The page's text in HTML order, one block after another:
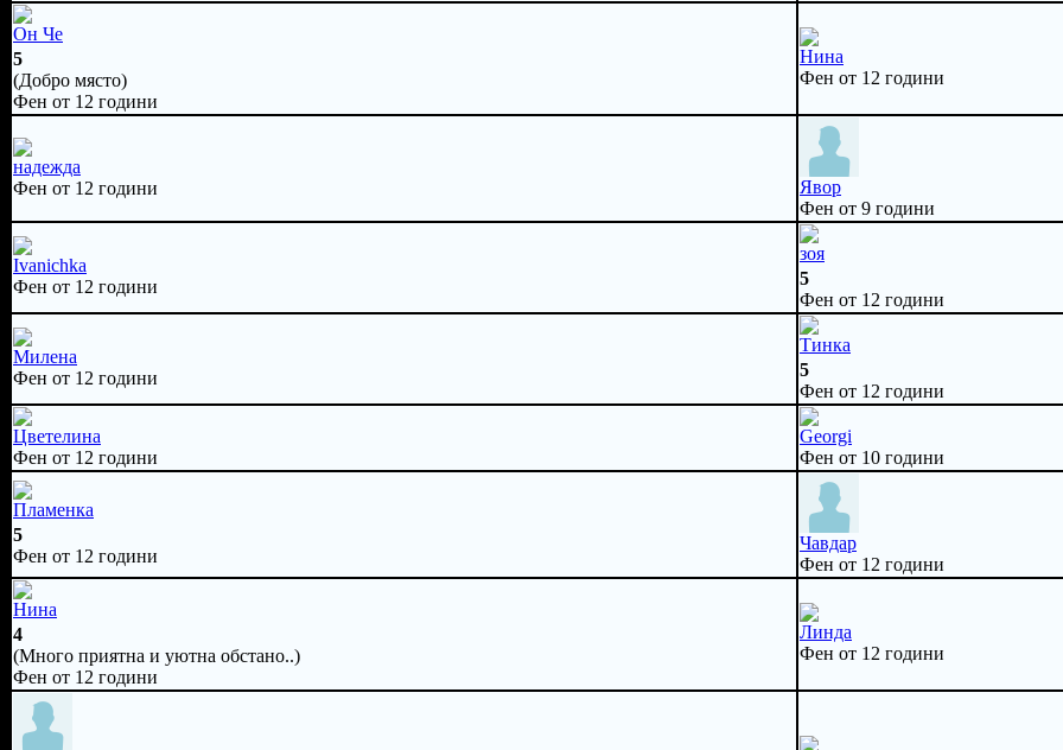
Он Че
5
(Добро място)
Фен от 12 години
Нина
Фен от 12 години
надежда
Фен от 12 години
Явор
Фен от 9 години
Ivanichka
Фен от 12 години
зоя
5
Фен от 12 години
Милена
Фен от 12 години
Тинка
5
Фен от 12 години
Цветелина
Фен от 12 години
Georgi
Фен от 10 години
Пламенка
5
Фен от 12 години
Чавдар
Фен от 12 години
Нина
4
(Много приятна и уютна обстано..)
Фен от 12 години
Линда
Фен от 12 години